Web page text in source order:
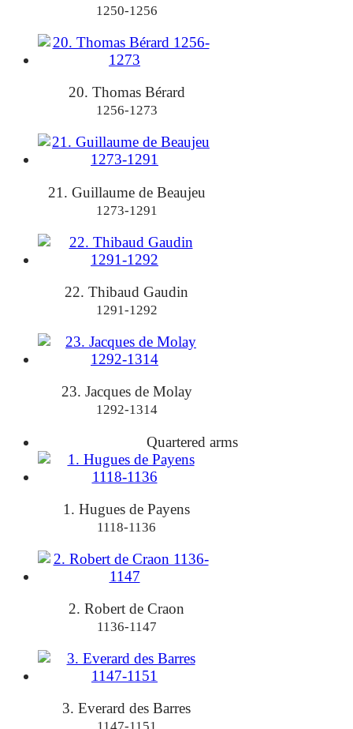
1250-1256
20. Thomas Bérard
1256-1273
21. Guillaume de Beaujeu
1273-1291
22. Thibaud Gaudin
1291-1292
23. Jacques de Molay
1292-1314
Quartered arms
1. Hugues de Payens
1118-1136
2. Robert de Craon
1136-1147
3. Everard des Barres